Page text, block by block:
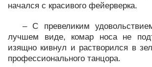
начался с красивого фейерверка.
– С превеликим
лучшем виде, комар носа не
изящно кивнул и растворился в
профессионального танцора.